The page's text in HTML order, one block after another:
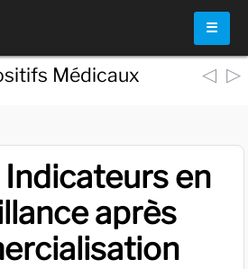
☰
Médicaux ◁ ▷
en
après